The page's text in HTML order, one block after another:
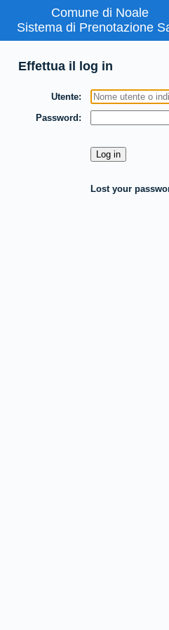
Comune di Noale
Sistema di Prenotazione
Effettua il log in
Utente
Password
Lost your